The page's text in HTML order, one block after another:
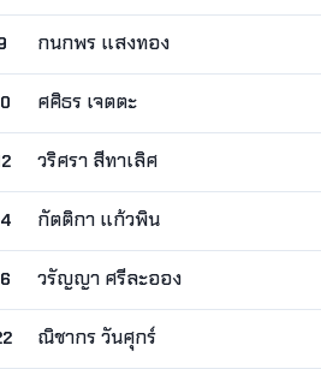
กนกพร แสงทอง
ศศิธร เจตตะ
วริศรา สีทาเลิศ
กัตติกา แก้วพิน
วรัญญา ศรีละออง
ณิชากร วันศุกร์